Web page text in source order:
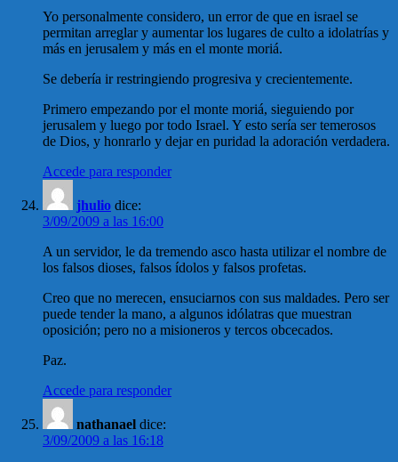
Yo personalmente considero, un error de que en israel se
permitan arreglar y aumentar los lugares de culto a idolatrías y
más en jerusalem y más en el monte moriá.
Se debería ir restringiendo progresiva y crecientemente.
Primero empezando por el monte moriá, sieguiendo por
jerusalem y luego por todo Israel. Y esto sería ser temerosos
de Dios, y honrarlo y dejar en puridad la adoración verdadera.
Accede para responder
jhulio dice:
3/09/2009 a las 16:00
A un servidor, le da tremendo asco hasta utilizar el nombre de
los falsos dioses, falsos ídolos y falsos profetas.
Creo que no merecen, ensuciarnos con sus maldades. Pero ser
puede tender la mano, a algunos idólatras que muestran
oposición; pero no a misioneros y tercos obcecados.
Paz.
Accede para responder
nathanael dice:
3/09/2009 a las 16:18